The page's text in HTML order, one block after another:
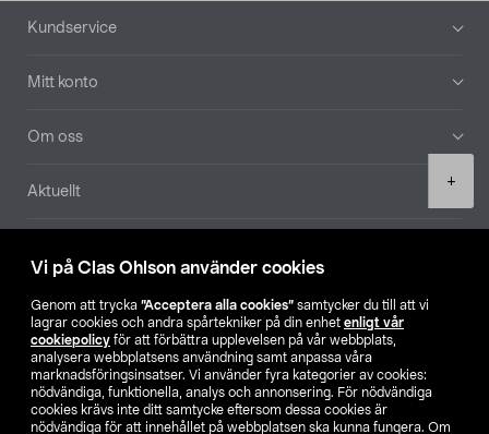
Vi på Clas Ohlson använder cookies
Genom att trycka ”Acceptera alla cookies” samtycker du till att vi
lagrar cookies och andra spårtekniker på din enhet enligt vår
cookiepolicy för att förbättra upplevelsen på vår webbplats,
analysera webbplatsens användning samt anpassa våra
marknadsföringsinsatser. Vi använder fyra kategorier av cookies:
nödvändiga, funktionella, analys och annonsering. För nödvändiga
cookies krävs inte ditt samtycke eftersom dessa cookies är
nödvändiga för att innehållet på webbplatsen ska kunna fungera. Om
+
Sidfot
Kundservice
Mitt konto
Om oss
Aktuellt
Hitta butik
SE NO FI